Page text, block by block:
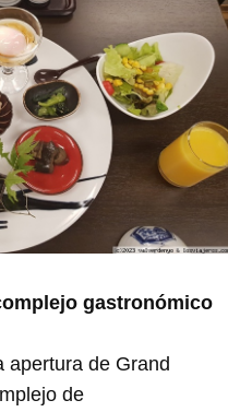
gastronómico
apertura de Grand
de